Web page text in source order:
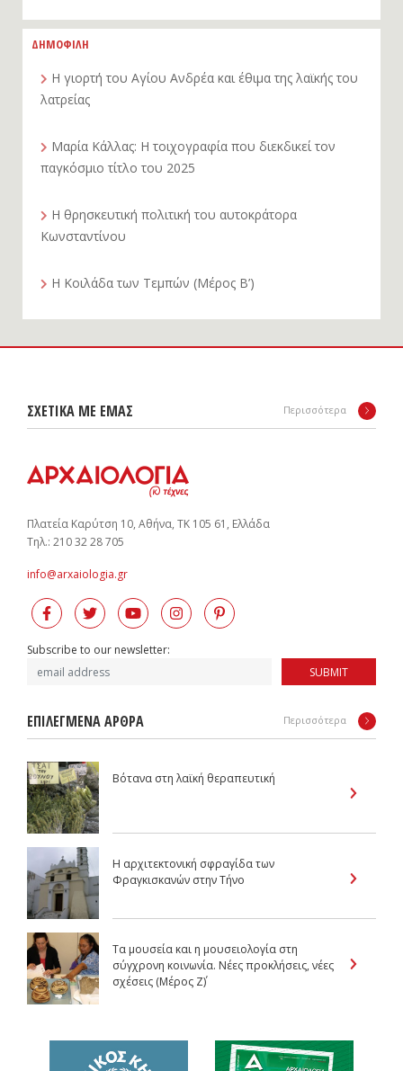
ΔΗΜΟΦΙΛΗ
Η γιορτή του Αγίου Ανδρέα και έθιμα της λαϊκής του
λατρείας
Μαρία Κάλλας: Η τοιχογραφία που διεκδικεί τον
παγκόσμιο τίτλο του 2025
Η θρησκευτική πολιτική του αυτοκράτορα
Κωνσταντίνου
Η Κοιλάδα των Τεμπών (Μέρος Β’)
ΣΧΕΤΙΚΑ ΜΕ ΕΜΑΣ Περισσότερα
Πλατεία Καρύτση 10, Αθήνα, ΤΚ 105 61, Ελλάδα
Tηλ.: 210 32 28 705
info@arxaiologia.gr
Subscribe to our newsletter:
SUBMIT
ΕΠΙΛΕΓΜΕΝΑ ΑΡΘΡΑ Περισσότερα
Βότανα στη λαϊκή θεραπευτική
Η αρχιτεκτονική σφραγίδα των
Φραγκισκανών στην Τήνο
Τα μουσεία και η μουσειολογία στη
σύγχρονη κοινωνία. Νέες προκλήσεις, νέες
σχέσεις (Μέρος Z΄)